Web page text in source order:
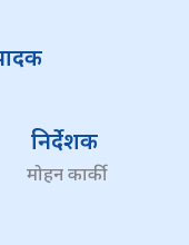
निर्देशक
मोहन कार्की